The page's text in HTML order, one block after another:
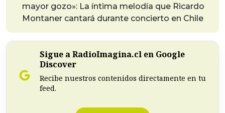
mayor gozo»: La íntima melodía que Ricardo
Montaner cantará durante concierto en Chile
Sigue a RadioImagina.cl en Google
Discover
Recibe nuestros contenidos directamente en tu
feed.